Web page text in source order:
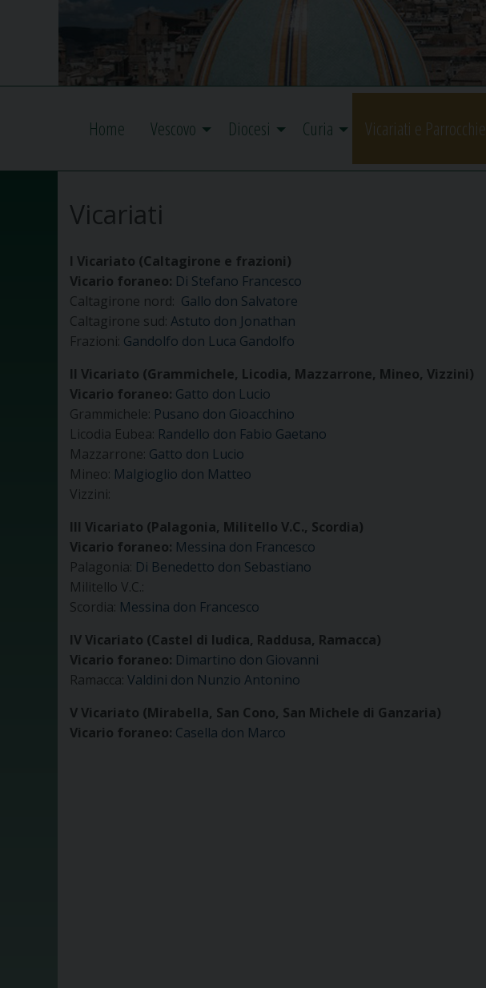
Home Vescovo Diocesi Curia Vicariati e Parrocchie
Vicariati
I Vicariato (Caltagirone e frazioni)
Vicario foraneo: Di Stefano Francesco
Caltagirone nord: Gallo don Salvatore
Caltagirone sud: Astuto don Jonathan
Frazioni: Gandolfo don Luca Gandolfo
II Vicariato (Grammichele, Licodia, Mazzarrone, Mineo, Vizzini)
Vicario foraneo: Gatto don Lucio
Grammichele: Pusano don Gioacchino
Licodia Eubea: Randello don Fabio Gaetano
Mazzarrone: Gatto don Lucio
Mineo: Malgioglio don Matteo
Vizzini:
III Vicariato (Palagonia, Militello V.C., Scordia)
Vicario foraneo: Messina don Francesco
Palagonia: Di Benedetto don Sebastiano
Militello V.C.:
Scordia: Messina don Francesco
IV Vicariato (Castel di Iudica, Raddusa, Ramacca)
Vicario foraneo: Dimartino don Giovanni
Ramacca: Valdini don Nunzio Antonino
V Vicariato (Mirabella, San Cono, San Michele di Ganzaria)
Vicario foraneo: Casella don Marco